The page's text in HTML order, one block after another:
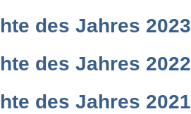
des Jahres 2023
des Jahres 2022
des Jahres 2021